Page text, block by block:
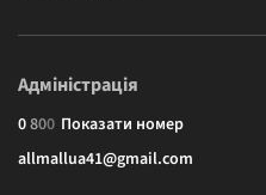
Адміністрація
0800 Показати номер
allmallua41@gmail.com